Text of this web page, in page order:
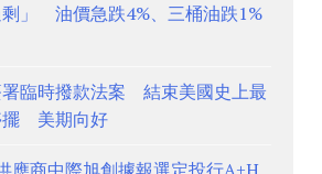
剩」 油價急跌4%、三桶油跌1%
臨時撥款法案 結束美國史上最
擺 美期向好